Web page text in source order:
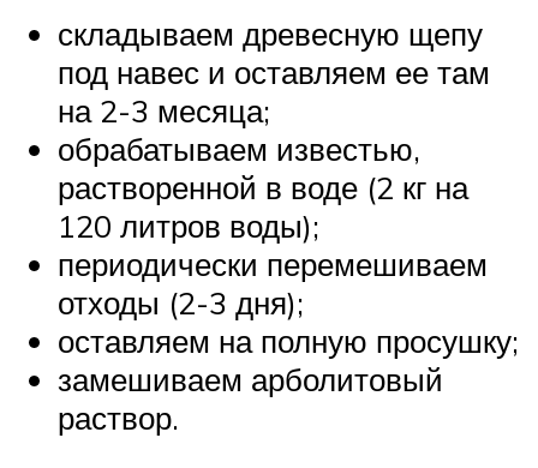
складываем древесную щепу
под навес и оставляем ее там
на 2-3 месяца;
обрабатываем известью,
растворенной в воде (2 кг на
120 литров воды);
периодически перемешиваем
отходы (2-3 дня);
оставляем на полную просушку;
замешиваем арболитовый
раствор.